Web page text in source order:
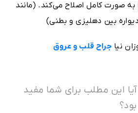
به صورت کامل اصلاح می‌کند. (مانند
بین دهلیزی و بطنی)
نیا جراح قلب و عروق
آیا این مطلب برای شما مفید
بود؟